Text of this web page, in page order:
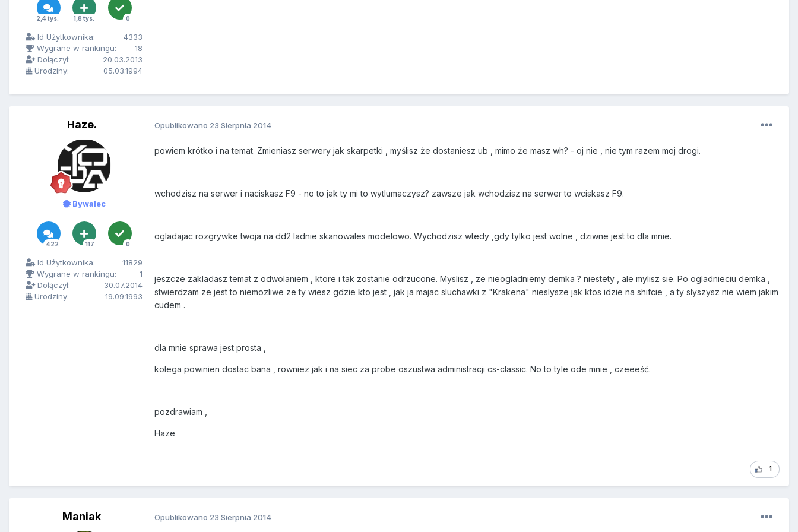
2,4 tys. 1,8 tys. 0
Id Użytkownika:
4333
Wygrane w rankingu:
18
Dołączył:
20.03.2013
Urodziny:
05.03.1994
Haze.
Bywalec
422 117 0
Id Użytkownika:
11829
Wygrane w rankingu:
1
Dołączył:
30.07.2014
Urodziny:
19.09.1993
Opublikowano 23 Sierpnia 2014
powiem krótko i na temat. Zmieniasz serwery jak skarpetki , myślisz że dostaniesz ub , mimo że masz wh? - oj nie , nie tym razem moj drogi.
wchodzisz na serwer i naciskasz F9 - no to jak ty mi to wytlumaczysz? zawsze jak wchodzisz na serwer to wciskasz F9.
ogladajac rozgrywke twoja na dd2 ladnie skanowales modelowo. Wychodzisz wtedy ,gdy tylko jest wolne , dziwne jest to dla mnie.
jeszcze zakladasz temat z odwolaniem , ktore i tak zostanie odrzucone. Myslisz , ze nieogladniemy demka ? niestety , ale mylisz sie. Po ogladnieciu demka ,
stwierdzam ze jest to niemozliwe ze ty wiesz gdzie kto jest , jak ja majac sluchawki z "Krakena" nieslysze jak ktos idzie na shifcie , a ty slyszysz nie wiem jakim
cudem .
dla mnie sprawa jest prosta ,
kolega powinien dostac bana , rowniez jak i na siec za probe oszustwa administracji cs-classic. No to tyle ode mnie , czeeeść.
pozdrawiam ,
Haze
1
Maniak Opublikowano 23 Sierpnia 2014